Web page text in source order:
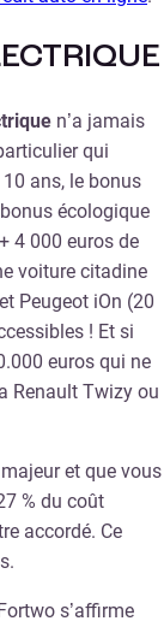
n’a jamais
qui
ans, le bonus
écologique
4 000 euros de
voiture citadine
Peugeot iOn (20
! Et si
euros qui ne
Renault Twizy ou
et que vous
% du coût
accordé. Ce
s’affirme